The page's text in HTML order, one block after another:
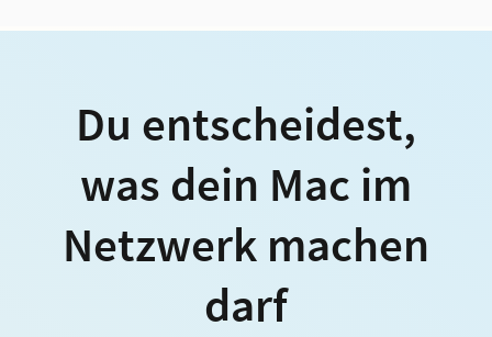
Du entscheidest,
was dein Mac im
Netzwerk machen
darf